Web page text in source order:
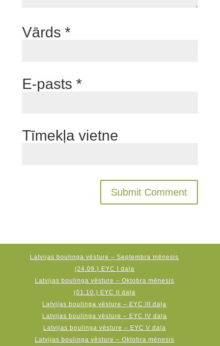
Vārds *
E-pasts *
Tīmekļa vietne
Latvijas boulinga vēsture – Septembra mēnesis
(24.09.) EYC I daļa
Latvijas boulinga vēsture – Oktobra mēnesis
(01.10.) EYC II daļa
Latvijas boulinga vēsture – EYC III daļa
Latvijas boulinga vēsture – EYC IV daļa
Latvijas boulinga vēsture – EYC V daļa
Latvijas boulinga vēsture – Oktobra mēnesis